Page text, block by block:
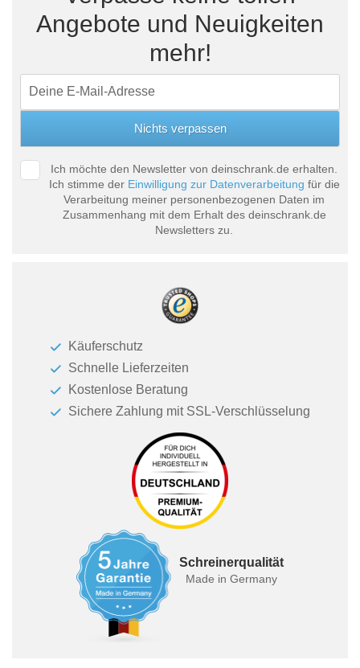
Angebote und Neuigkeiten
mehr!
Ich möchte den Newsletter von deinschrank.de erhalten.
Ich stimme der Einwilligung zur Datenverarbeitung für die
Verarbeitung meiner personenbezogenen Daten im
Zusammenhang mit dem Erhalt des deinschrank.de
Newsletters zu.
Käuferschutz
Schnelle Lieferzeiten
Kostenlose Beratung
Sichere Zahlung mit SSL-Verschlüsselung
Schreinerqualität
Made in Germany